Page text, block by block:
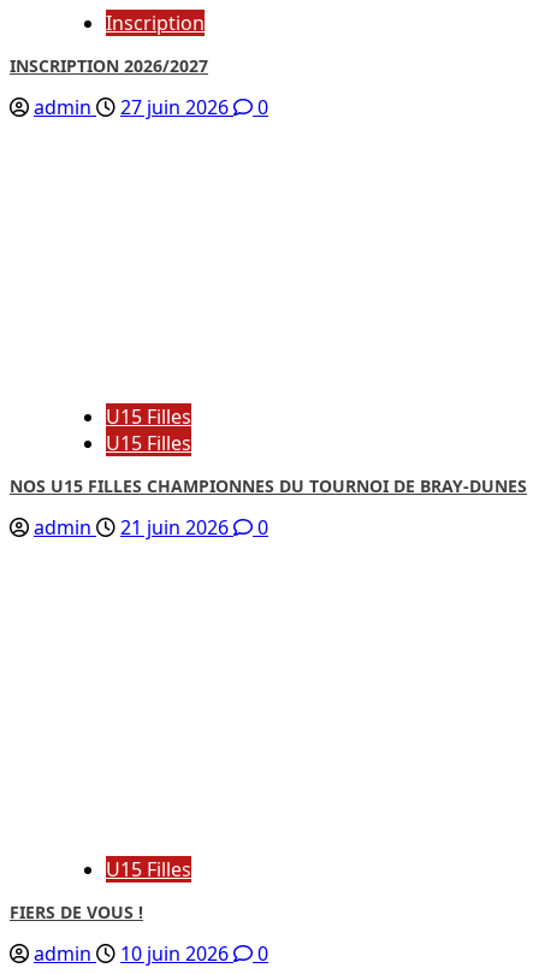
Inscription
INSCRIPTION 2026/2027
admin 27 juin 2026 0
U15 Filles
U15 Filles
NOS U15 FILLES CHAMPIONNES DU TOURNOI DE BRAY-DUNES
admin 21 juin 2026 0
U15 Filles
FIERS DE VOUS !
admin 10 juin 2026 0